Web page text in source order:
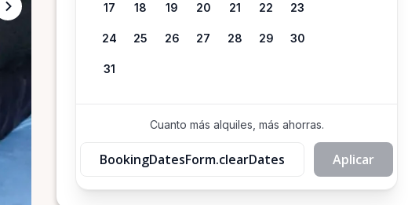
17 18 19 20 21 22 23
24 25 26 27 28 29 30
31
Cuanto más alquiles, más ahorras.
BookingDatesForm.clearDates Aplicar